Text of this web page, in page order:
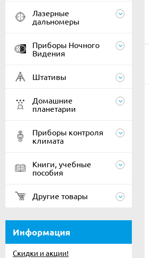
Лазерные
дальномеры
Приборы Ночного
Видения
Штативы
Домашние
планетарии
Приборы контроля
климата
Книги, учебные
пособия
Другие товары
Информация
Скидки и акции!